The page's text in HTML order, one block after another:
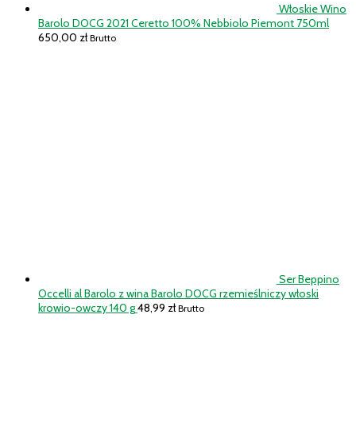
Włoskie Wino
Barolo DOCG 2021 Ceretto 100% Nebbiolo Piemont 750ml
650,00 zł Brutto
Ser Beppino
Occelli al Barolo z wina Barolo DOCG rzemieślniczy włoski
krowio-owczy 140 g48,99 zł Brutto